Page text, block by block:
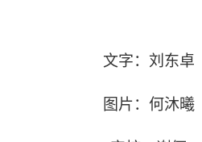
文字：刘东卓
图片：何沐曦